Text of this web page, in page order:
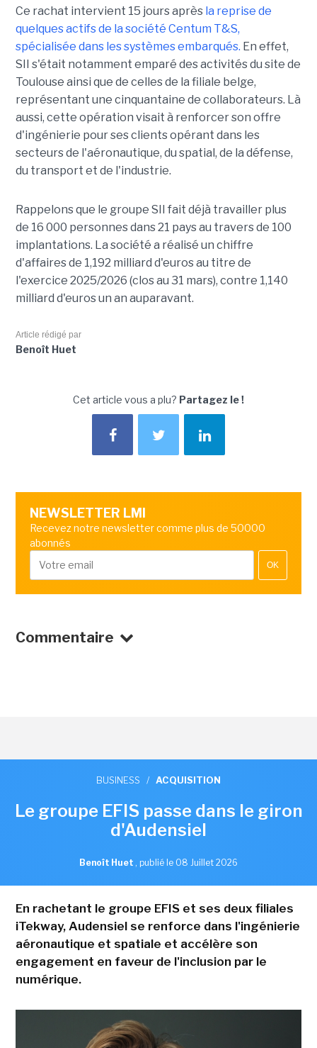
Ce rachat intervient 15 jours après la reprise de
quelques actifs de la société Centum T&S,
spécialisée dans les systèmes embarqués. En effet,
SII s'était notamment emparé des activités du site de
Toulouse ainsi que de celles de la filiale belge,
représentant une cinquantaine de collaborateurs. Là
aussi, cette opération visait à renforcer son offre
d'ingénierie pour ses clients opérant dans les
secteurs de l'aéronautique, du spatial, de la défense,
du transport et de l'industrie.
Rappelons que le groupe SII fait déjà travailler plus
de 16 000 personnes dans 21 pays au travers de 100
implantations. La société a réalisé un chiffre
d'affaires de 1,192 milliard d'euros au titre de
l'exercice 2025/2026 (clos au 31 mars), contre 1,140
milliard d'euros un an auparavant.
Article rédigé par
Benoît Huet
Cet article vous a plu? Partagez le !
NEWSLETTER LMI
Recevez notre newsletter comme plus de 50000
abonnés
OK
Commentaire
BUSINESS / ACQUISITION
Le groupe EFIS passe dans le giron
d'Audensiel
Benoît Huet , publié le 08 Juillet 2026
En rachetant le groupe EFIS et ses deux filiales
iTekway, Audensiel se renforce dans l'ingénierie
aéronautique et spatiale et accélère son
engagement en faveur de l'inclusion par le
numérique.